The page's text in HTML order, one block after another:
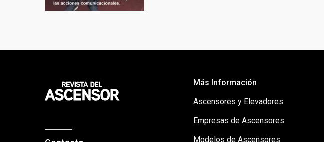
Más Información
Ascensores y Elevadores
Empresas de Ascensores
Modelos de Ascensores